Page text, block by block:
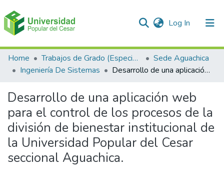
Log In (current)
Communities & Collections
All of DSpace
Statistics
Home Trabajos de Grado (Especializaciones y Pregrados)
Sede Aguachica
Ingeniería De Sistemas
Desarrollo de una aplicación web para el control de los procesos de la división de bienestar institucional de la Universidad Popular del Cesar seccional Aguachica.
Desarrollo de una aplicación web
para el control de los procesos de la
división de bienestar institucional de
la Universidad Popular del Cesar
seccional Aguachica.